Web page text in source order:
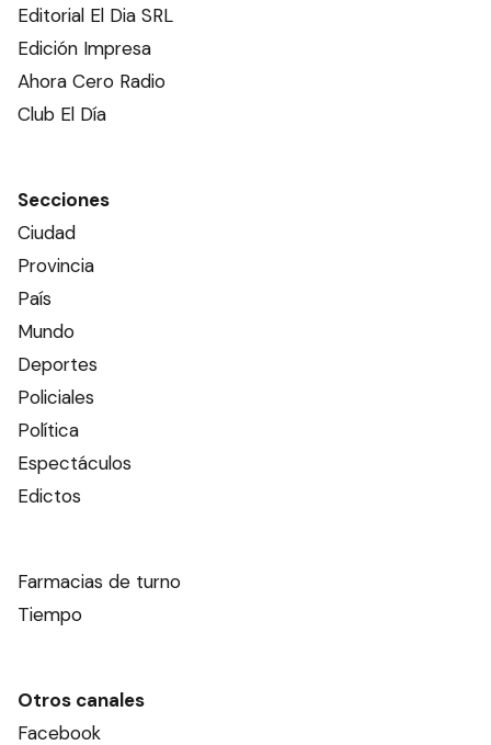
Editorial El Dia SRL
Edición Impresa
Ahora Cero Radio
Club El Día
Secciones
Ciudad
Provincia
País
Mundo
Deportes
Policiales
Política
Espectáculos
Edictos
Farmacias de turno
Tiempo
Otros canales
Facebook